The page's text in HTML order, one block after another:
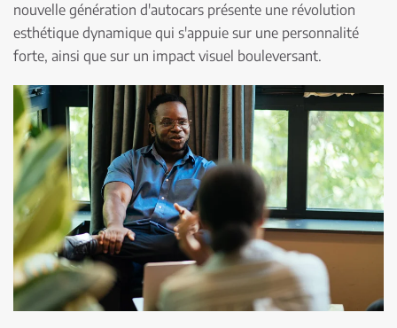
nouvelle génération d'autocars présente une révolution
esthétique dynamique qui s'appuie sur une personnalité
forte, ainsi que sur un impact visuel bouleversant.